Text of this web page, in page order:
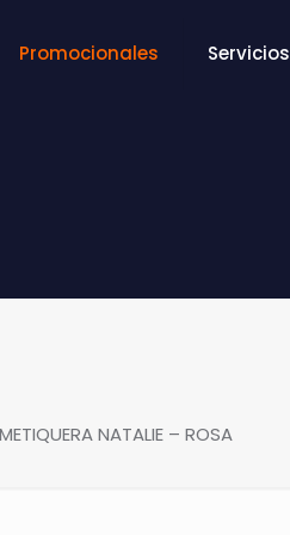
Promocionales Servicios
NATALIE – ROSA